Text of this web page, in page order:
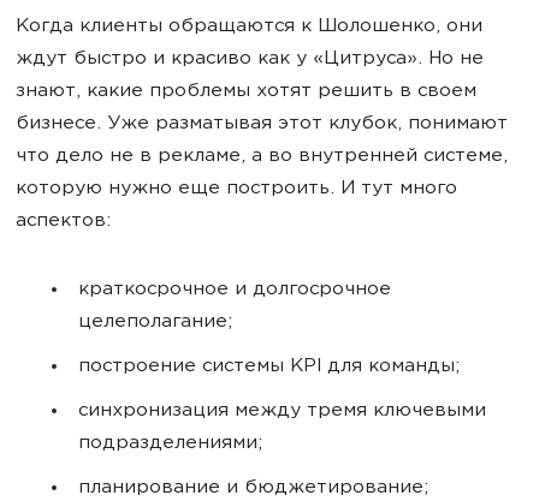
Когда клиенты обращаются к Шолошенко, они
ждут быстро и красиво как у «Цитруса». Но не
знают, какие проблемы хотят решить в своем
бизнесе. Уже разматывая этот клубок, понимают
что дело не в рекламе, а во внутренней системе,
которую нужно еще построить. И тут много
аспектов:
краткосрочное и долгосрочное
целеполагание;
построение системы KPI для команды;
синхронизация между тремя ключевыми
подразделениями;
планирование и бюджетирование;